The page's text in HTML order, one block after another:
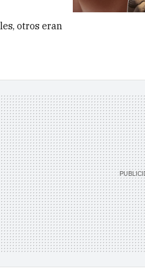
otros eran